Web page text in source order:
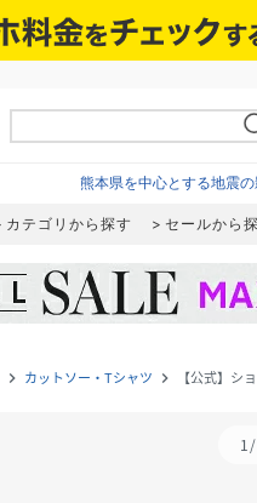
熊本県を中心とする地震
カテゴリから探す セールから
navigate_next カットソー・Tシャツ navigate_next 【公式】シ
1/